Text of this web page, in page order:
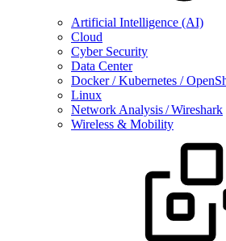
Artificial Intelligence (AI)
Cloud
Cyber Security
Data Center
Docker / Kubernetes /
Linux
Network Analysis / Wireshark
Wireless & Mobility